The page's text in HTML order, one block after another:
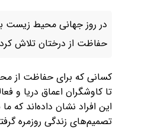
در روز جهانی محیط زیست
حفاظت از درختان تلاش
کسانی که برای حفاظت از
تا کاوشگران اعماق دریا و
این افراد نشان داده‌اند که
تصمیم‌های زندگی روزمره‌